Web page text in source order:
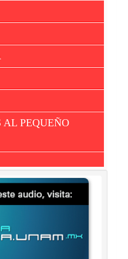
AL PEQUEÑO
DE FRANZ